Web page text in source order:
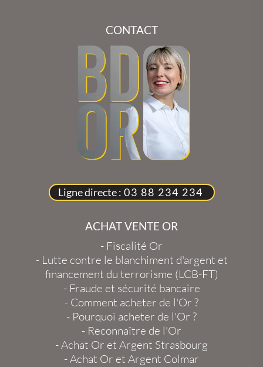
CONTACT
Ligne directe : 03 88 234 234
ACHAT VENTE OR
- Fiscalité Or
- Lutte contre le blanchiment d'argent et
financement du terrorisme (LCB-FT)
- Fraude et sécurité bancaire
- Comment acheter de l'Or ?
- Pourquoi acheter de l'Or ?
- Reconnaître de l'Or
-Achat Or et Argent Strasbourg
-Achat Or et Argent Colmar